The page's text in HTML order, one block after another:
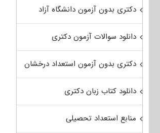
دکتری بدون آزمون دانشگاه آزاد
دانلود سوالات آزمون دکتری
دکتری بدون آزمون استعداد درخشان
دانلود کتاب زبان دکتری
منابع استعداد تحصیلی